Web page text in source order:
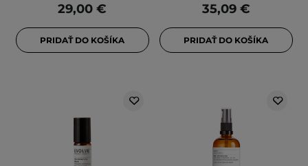
29,00 €
PRIDAŤ DO KOŠÍKA
35,09 €
PRIDAŤ DO KOŠÍKA